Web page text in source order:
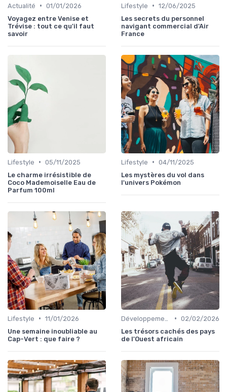
Actualité • 01/01/2026
Voyagez entre Venise et
Trévise : tout ce qu'il faut
savoir
Lifestyle • 12/06/2025
Les secrets du personnel
navigant commercial d'Air
France
Lifestyle • 05/11/2025
Le charme irrésistible de
Coco Mademoiselle Eau de
Parfum 100ml
Lifestyle • 04/11/2025
Les mystères du vol dans
l'univers Pokémon
Lifestyle • 11/01/2026
Une semaine inoubliable au
Cap-Vert : que faire ?
• 02/02/2026
Les trésors cachés des pays
de l'Ouest africain